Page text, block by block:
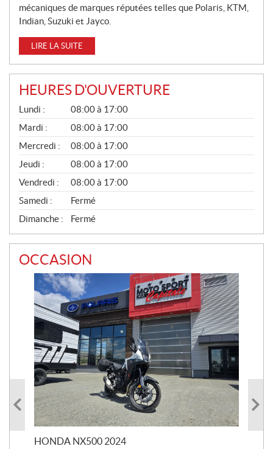
mécaniques de marques réputées telles que Polaris, KTM,
Indian, Suzuki et Jayco.
LIRE LA SUITE
HEURES D'OUVERTURE
G
É
N
É
R
A
L
Lundi :
08:00 à 17:00
Mardi :
08:00 à 17:00
Mercredi :
08:00 à 17:00
Jeudi :
08:00 à 17:00
Vendredi :
08:00 à 17:00
Samedi :
Fermé
Dimanche :
Fermé
OCCASION
HONDA NX500 2024